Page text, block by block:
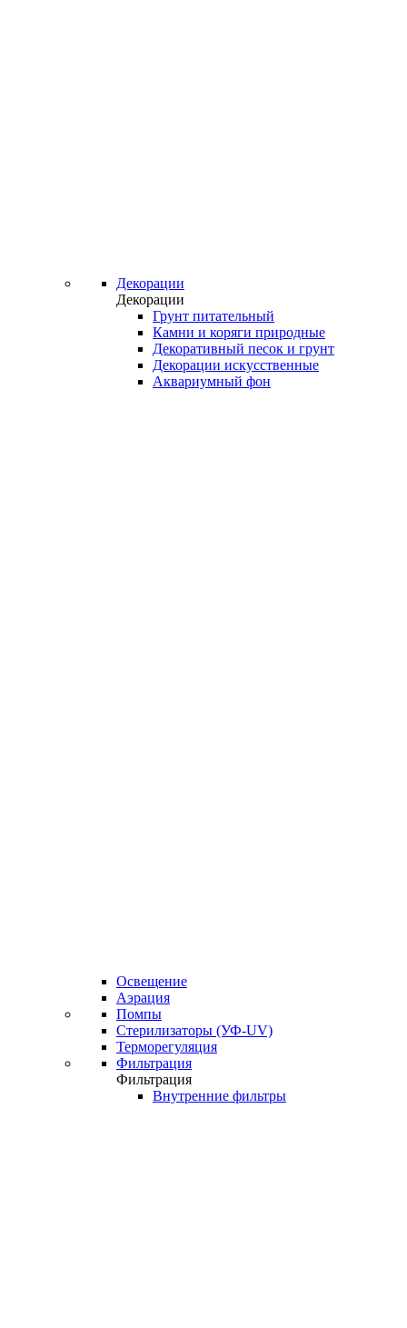
Декорации
Декорации
Грунт питательный
Камни и коряги природные
Декоративный песок и грунт
Декорации искусственные
Аквариумный фон
Освещение
Аэрация
Помпы
Стерилизаторы (УФ-UV)
Терморегуляция
Фильтрация
Фильтрация
Внутренние фильтры